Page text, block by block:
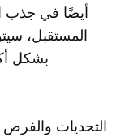
أيضًا في جذب
المستقبل،
بشكل
التحديات والفرص